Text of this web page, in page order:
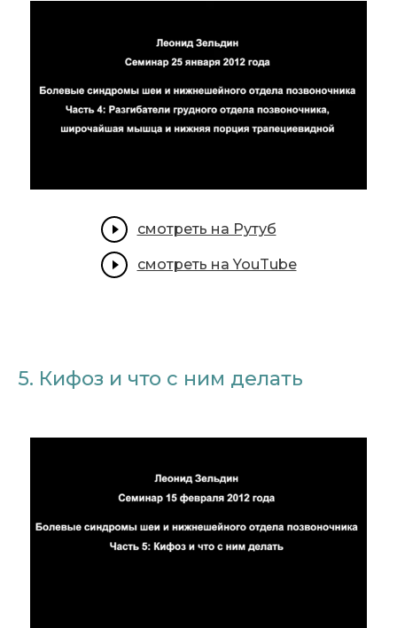
смотреть на Рутуб
смотреть на YouTube
5. Кифоз и что с ним делать